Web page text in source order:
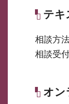
テキ
相談方
相談受
オン